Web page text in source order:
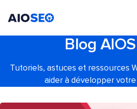
Blog
Tutoriels, astuces et ressources
aider à développer